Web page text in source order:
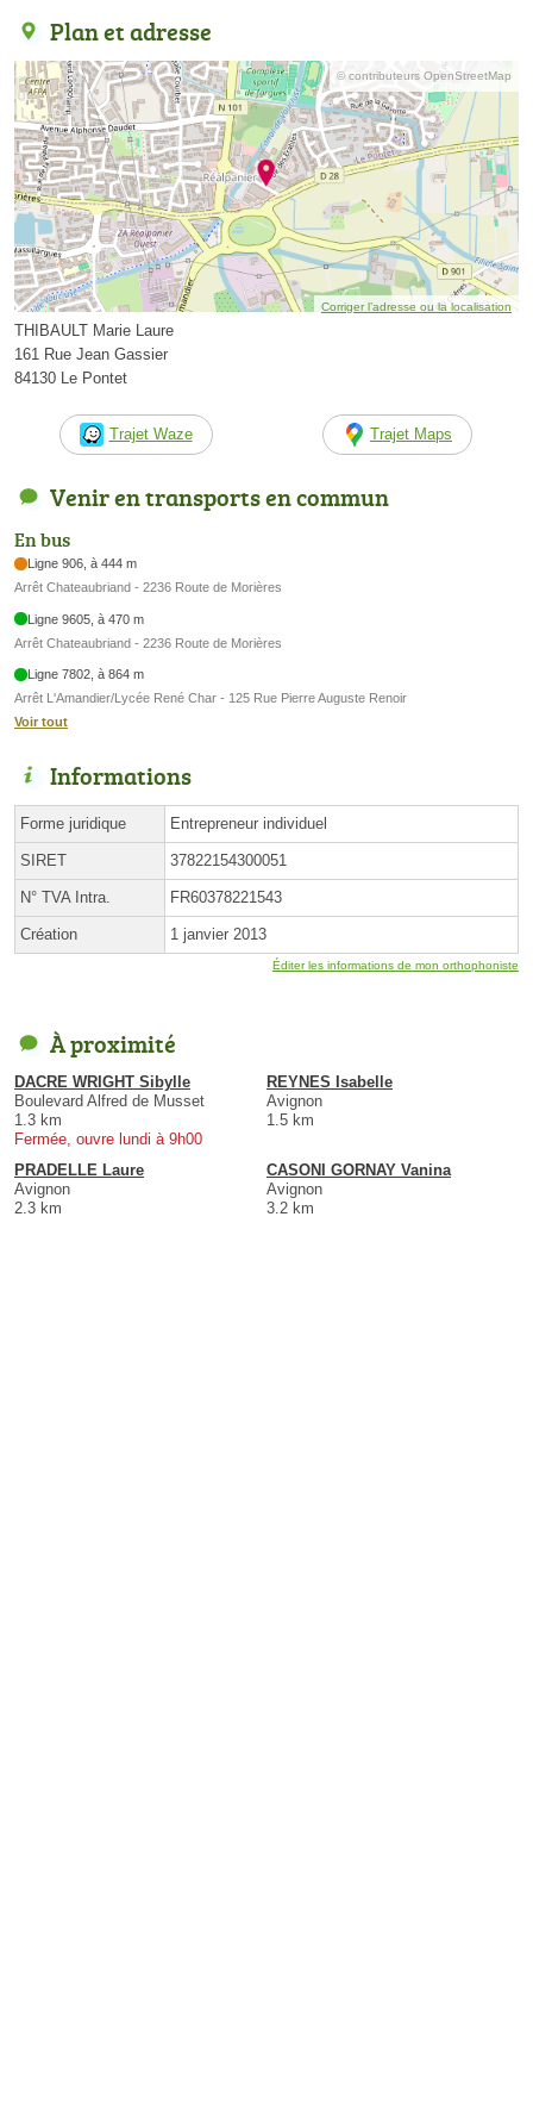
Plan et adresse
© contributeurs OpenStreetMap
Corriger l’adresse ou la localisation
THIBAULT Marie Laure
161 Rue Jean Gassier
84130 Le Pontet
Trajet Waze Trajet Maps
Venir en transports en commun
En bus
Ligne 906, à 444 m
Arrêt Chateaubriand - 2236 Route de Morières
Ligne 9605, à 470 m
Arrêt Chateaubriand - 2236 Route de Morières
Ligne 7802, à 864 m
Arrêt L'Amandier/Lycée René Char - 125 Rue Pierre Auguste Renoir
Voir tout
Informations
Forme juridique Entrepreneur individuel
SIRET 37822154300051
N° TVA Intra. FR60378221543
Création 1 janvier 2013
Éditer les informations de mon orthophoniste
À proximité
DACRE WRIGHT Sibylle
Boulevard Alfred de Musset
1.3 km
Fermée, ouvre lundi à 9h00
REYNES Isabelle
Avignon
1.5 km
PRADELLE Laure
Avignon
2.3 km
CASONI GORNAY Vanina
Avignon
3.2 km